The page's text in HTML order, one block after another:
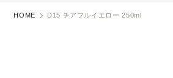
HOME D15 チアフルイエロー 250ml